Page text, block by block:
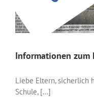
Informationen zum
Liebe Eltern, sicherlich
Schule, [...]